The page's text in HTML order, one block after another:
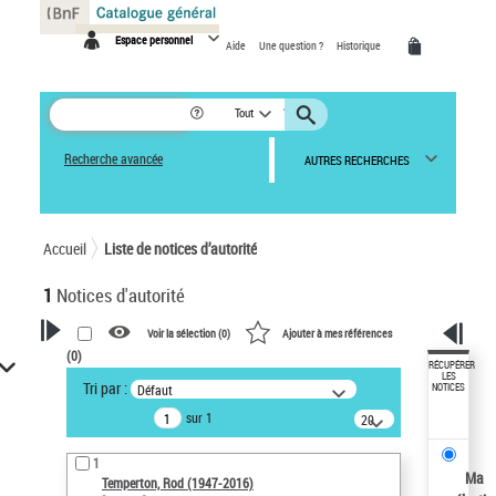
Espace personnel Aide Une question ? Historique
Tout
Recherche avancée AUTRES RECHERCHES
Accueil Liste de notices d’autorité
1 Notices d'autorité
VOTRE RECHERCHE
Recherche avancée dans les
notices d’autorité
Œuvres liées à l'auteur :
Temperton, Rod (1947-2016)
Voir la sélection (0) Ajouter à mes références
(0)
Tri par : Défaut
sur 1
20
résultats/page
1
Temperton, Rod (1947-2016)
RÉCUPÉRER
LES
NOTICES
Ma
Panneau de gestion des cookies